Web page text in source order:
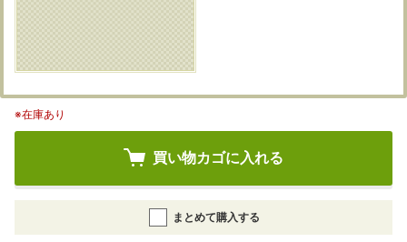
※在庫あり
買い物カゴに入れる
まとめて購入する